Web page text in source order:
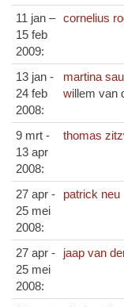
11 jan –
15 feb
2009:
cornelius
13 jan -
24 feb
2008:
martina
willem van
9 mrt -
13 apr
2008:
thomas
27 apr -
25 mei
2008:
patrick neu
27 apr -
25 mei
2008:
jaap van